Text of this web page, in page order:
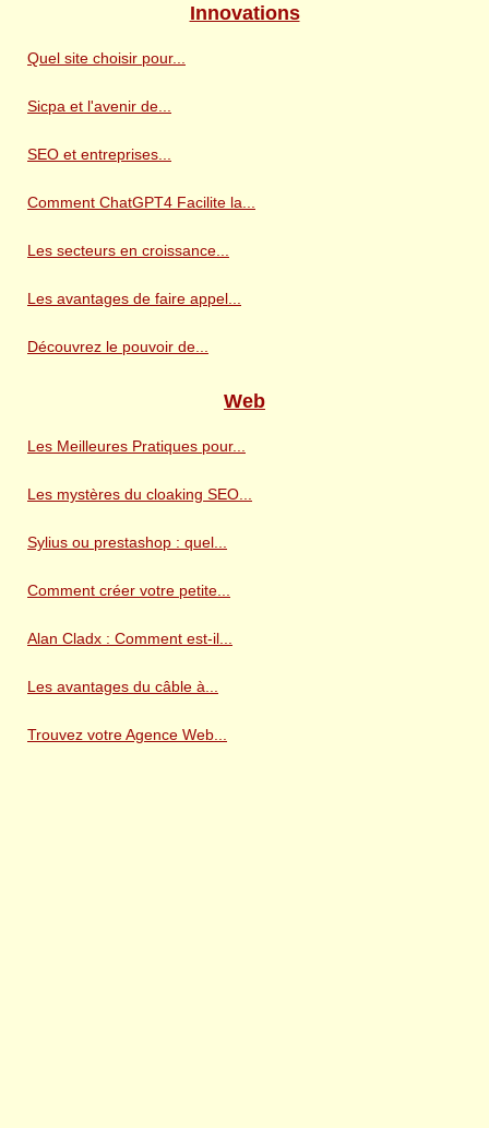
Innovations
Quel site choisir pour...
Sicpa et l'avenir de...
SEO et entreprises...
Comment ChatGPT4 Facilite la...
Les secteurs en croissance...
Les avantages de faire appel...
Découvrez le pouvoir de...
Web
Les Meilleures Pratiques pour...
Les mystères du cloaking SEO...
Sylius ou prestashop : quel...
Comment créer votre petite...
Alan Cladx : Comment est-il...
Les avantages du câble à...
Trouvez votre Agence Web...